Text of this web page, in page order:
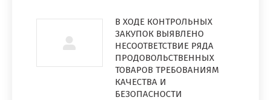
В ХОДЕ КОНТРОЛЬНЫХ
ЗАКУПОК ВЫЯВЛЕНО
НЕСООТВЕТСТВИЕ РЯДА
ПРОДОВОЛЬСТВЕННЫХ
ТОВАРОВ ТРЕБОВАНИЯМ
КАЧЕСТВА И
БЕЗОПАСНОСТИ